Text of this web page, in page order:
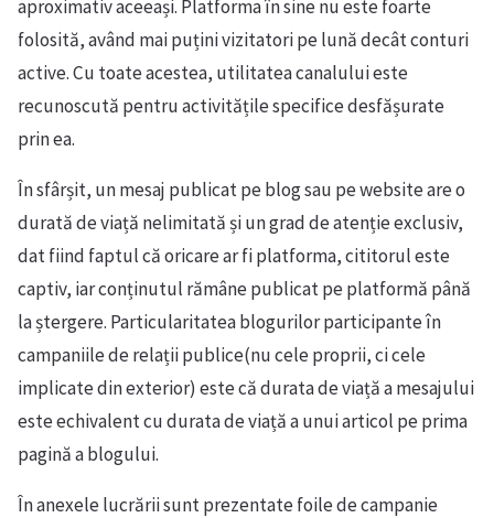
aproximativ aceeași. Platforma în sine nu este foarte
folosită, având mai puțini vizitatori pe lună decât conturi
active. Cu toate acestea, utilitatea canalului este
recunoscută pentru activitățile specifice desfășurate
prin ea.
În sfârșit, un mesaj publicat pe blog sau pe website are o
durată de viață nelimitată și un grad de atenție exclusiv,
dat fiind faptul că oricare ar fi platforma, cititorul este
captiv, iar conținutul rămâne publicat pe platformă până
la ștergere. Particularitatea blogurilor participante în
campaniile de relații publice(nu cele proprii, ci cele
implicate din exterior) este că durata de viață a mesajului
este echivalent cu durata de viață a unui articol pe prima
pagină a blogului.
În anexele lucrării sunt prezentate foile de campanie